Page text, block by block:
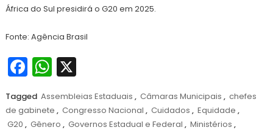
África do Sul presidirá o G20 em 2025.
Fonte: Agência Brasil
Facebook
WhatsApp
X
Tagged Assembleias Estaduais , Câmaras Municipais , chefes
de gabinete , Congresso Nacional , Cuidados , Equidade ,
G20 , Gênero , Governos Estadual e Federal , Ministérios ,